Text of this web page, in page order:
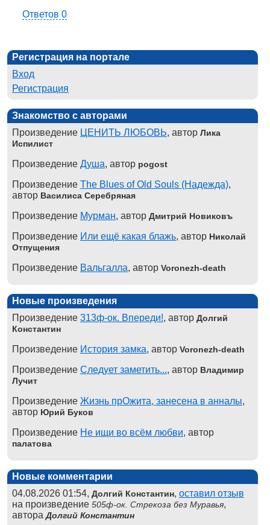
Ответов 0
Регистрация на портале
Вход
Регистрация
Знакомство с авторами
Произведение ЦЕНИТЬ ЛЮБОВЬ, автор Лика
Испилист
Произведение Душа, автор pogost
Произведение The Blues of Old Souls (Надежда),
автор Василиса Серебряная
Произведение Мурман, автор Дмитрий Новиковъ
Произведение Или ещё какая блажь, автор Николай
Отпущения
Произведение Вальгалла, автор Voronezh-death
Новые произведения
Произведение 313ф-ок. Впереди!, автор Долгий
Константин
Произведение История замка, автор Voronezh-death
Произведение Следует заметить..., автор Владимир
Лучит
Произведение Жизнь прОжита, занесена в анналы,
автор Юрий Буков
Произведение Не ищи во всём любви, автор
палатова
Новые комментарии
04.08.2026 01:54, Долгий Константин, оставил отзыв
на произведение 505ф-ок. Стрекоза без Муравья,
автораДолгий Константин